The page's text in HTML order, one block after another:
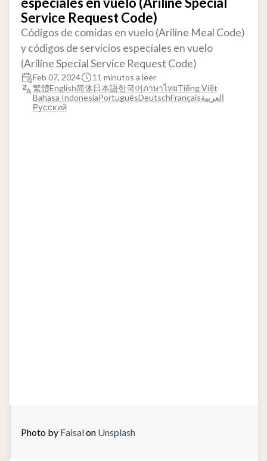
Service Request Code)
Códigos de comidas en vuelo (Ariline Meal Code)
y códigos de servicios especiales en vuelo
(Ariline Special Service Request Code)
Feb 07, 2024
11 minutos a leer
繁體English简体日本語한국어ภาษาไทยTiếng Việt
Bahasa IndonesiaPortuguêsDeutschFrançaisالعربية
Русский
Photo by Faisalon Unsplash